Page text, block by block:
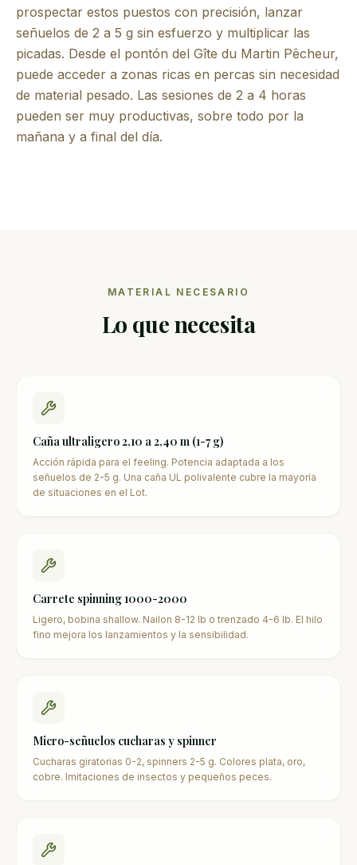
prospectar estos puestos con precisión, lanzar
señuelos de 2 a 5 g sin esfuerzo y multiplicar las
picadas. Desde el pontón del Gîte du Martin Pêcheur,
puede acceder a zonas ricas en percas sin necesidad
de material pesado. Las sesiones de 2 a 4 horas
pueden ser muy productivas, sobre todo por la
mañana y a final del día.
MATERIAL NECESARIO
Lo que necesita
Caña ultraligero 2,10 a 2,40 m (1-7 g)
Acción rápida para el feeling. Potencia adaptada a los
señuelos de 2-5 g. Una caña UL polivalente cubre la mayoría
de situaciones en el Lot.
Carrete spinning 1000-2000
Ligero, bobina shallow. Nailon 8-12 lb o trenzado 4-6 lb. El hilo
fino mejora los lanzamientos y la sensibilidad.
Micro-señuelos cucharas y spinner
Cucharas giratorias 0-2, spinners 2-5 g. Colores plata, oro,
cobre. Imitaciones de insectos y pequeños peces.